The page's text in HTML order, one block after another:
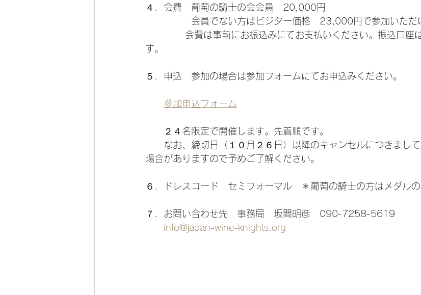
４．会費　葡萄の騎士の会会員　20,000円
会員でない方はビジター価格　23,000円で参加いただけ
す。
５．申込　参加の場合は参加フォームにてお申込みください。
参加申込フォーム
２４名限定で開催します。先着順です。
なお、締切日（１０月２６日）以降のキャンセルにつきまして
場合がありますので予めご了解ください。
６．ドレスコード　セミフォーマル　＊葡萄の騎士の方はメダル
７．お問い合わせ先　事務局　坂間明彦　090-7258-5619
info@japan-wine-knights.org
以　